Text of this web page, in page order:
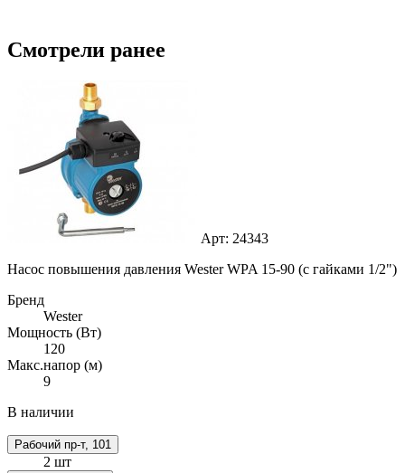
Смотрели ранее
Арт: 24343
Насос повышения давления Wester WPA 15-90 (с гайками 1/2")
Бренд
Wester
Мощность (Вт)
120
Макс.напор (м)
9
В наличии
Рабочий пр-т, 101
2 шт